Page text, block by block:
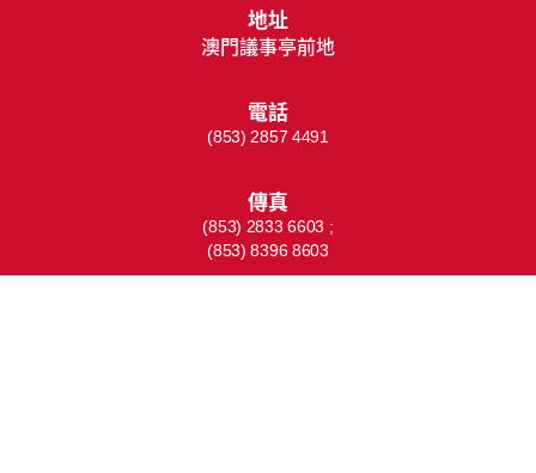
地址
澳門議事亭前地
電話
(853) 2857 4491
傳真
(853) 2833 6603 ;
(853) 8396 8603